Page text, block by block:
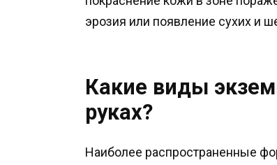
эрозия или появление сухих и
Какие виды
руках?
Наиболее распространенные